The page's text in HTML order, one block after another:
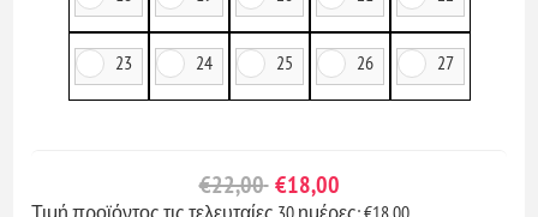
23 24 25 26 27
€22,00 €18,00
Τιμή προϊόντος τις τελευταίες 30 ημέρες: €18,00